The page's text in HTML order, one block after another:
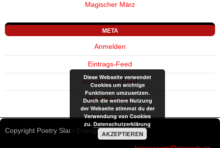
Magischer März
META
Anmelden
Eintrags-Feed
Kommentar-Feed
WordPress.org
Copyright Poetry Slam Erlangen © 2002-2026
Diese Webseite verwendet
Cookies um wichtige
Funktionen umzusetzen.
Durch die weitere Nutzung
der Webseite stimmst du der
Verwendung von Cookies
zu. Datenschutzerklärung
AKZEPTIEREN